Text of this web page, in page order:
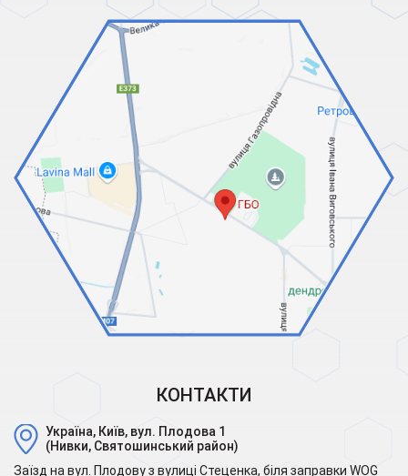
КОНТАКТИ
Україна, Київ, вул. Плодова 1
(Нивки, Святошинський район)
Заїзд на вул. Плодову з вулиці Стеценка, біля заправки WOG